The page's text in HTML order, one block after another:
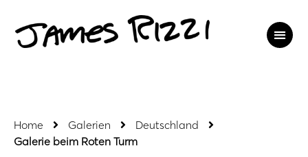
Home Galerien
Deutschland
Galerie beim Roten Turm